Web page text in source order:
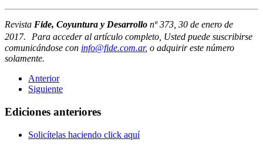
Revista Fide, Coyuntura y Desarrollo nº 373, 30 de enero de
2017. Para acceder al artículo completo, Usted puede suscribirse
comunicándose con info@fide.com.ar, o adquirir este número
solamente.
Anterior
Siguiente
Ediciones anteriores
Solicítelas haciendo click aquí